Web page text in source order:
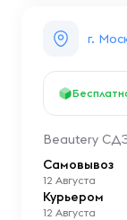
г.
Beautery
Самовывоз
12 Августа
Курьером
12 Августа